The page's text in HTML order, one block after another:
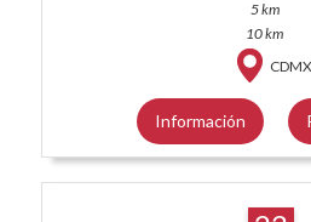
5 km
10 km
CDMX
Información